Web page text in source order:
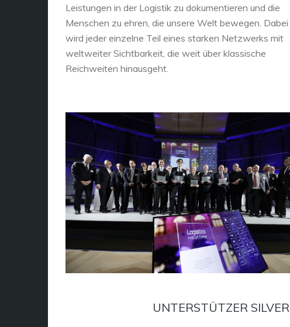
Leistungen in der Logistik zu dokumentieren und die
Menschen zu ehren, die unsere Welt bewegen. Dabei
wird jeder einzelne Teil eines starken Netzwerks mit
weltweiter Sichtbarkeit, die weit über klassische
Reichweiten hinausgeht.
UNTERSTÜTZER SILVER